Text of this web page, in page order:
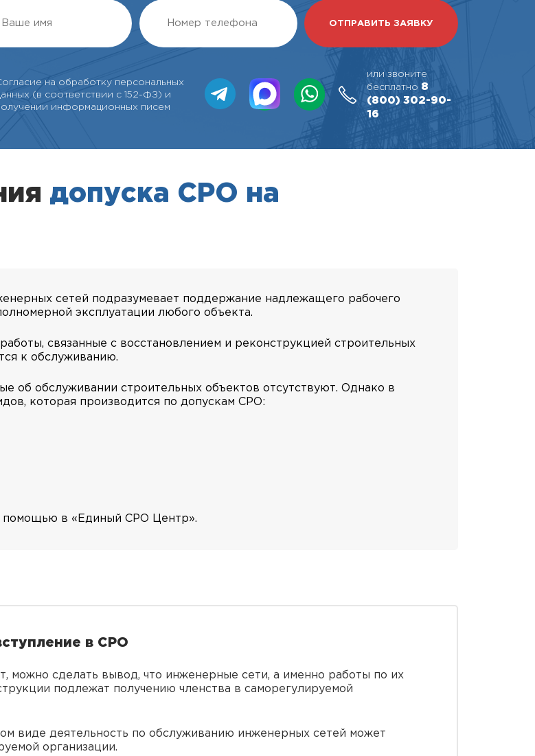
на обработку персональных
(в соответствии с 152-ФЗ) и
информационных писем
или звоните
бесплатно 8
(800) 302-90-
16
допуска СРО на
сетей подразумевает поддержание надлежащего рабочего
эксплуатации любого объекта.
связанные с восстановлением и реконструкцией строительных
к обслуживанию.
об обслуживании строительных объектов отсутствуют. Однако в
которая производится по допускам СРО:
помощью в «Единый СРО Центр».
в СРО
можно сделать вывод, что инженерные сети, а именно работы по их
подлежат получению членства в саморегулируемой
виде деятельность по обслуживанию инженерных сетей может
организации.